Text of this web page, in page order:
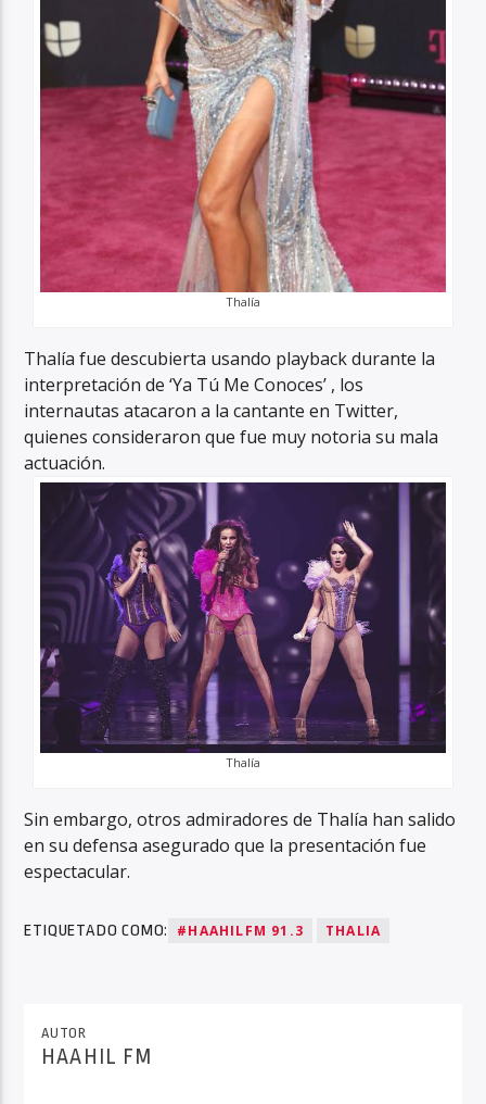
Thalía
Thalía fue descubierta usando playback durante la
interpretación de ‘Ya Tú Me Conoces’ , los
internautas atacaron a la cantante en Twitter,
quienes consideraron que fue muy notoria su mala
actuación.
Thalía
Sin embargo, otros admiradores de Thalía han salido
en su defensa asegurado que la presentación fue
espectacular.
ETIQUETADO COMO: #HAAHILFM 91.3 THALIA
AUTOR
HAAHIL FM